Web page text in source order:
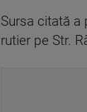
Sursa citată a
rutier pe Str.